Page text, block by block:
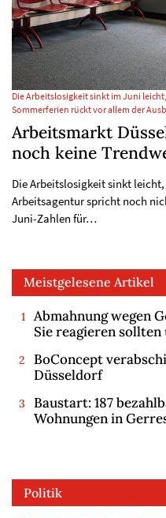
Die Arbeitslosigkeit sinkt im Juni
Sommerferien rückt vor allem der
Arbeitsmarkt
noch keine
Die Arbeitslosigkeit sinkt
Arbeitsagentur spricht noch
Juni-Zahlen für…
Meistgelesene Artikel
Abmahnung wegen
Sie reagieren sollten
BoConcept
Düsseldorf
Baustart: 187
Wohnungen in
Politik